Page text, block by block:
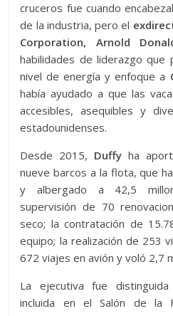
cruceros fue cuando
de la industria, pero el
Corporation, Arnold
habilidades de liderazgo que
nivel de energía y enfoque a
había ayudado a que las
accesibles, asequibles y
estadounidenses.
Desde 2015, Duffy ha
nueve barcos a la flota, que
y albergado a 42,5
supervisión de 70
seco; la contratación de
equipo; la realización de 253
672 viajes en avión y voló 2,7
La ejecutiva fue
incluida en el Salón de la